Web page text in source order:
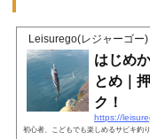
Leisurego(レジャーゴー)
はじめ
とめ｜
ク！
https://
初心者、こどもでも楽しめるサビキ釣